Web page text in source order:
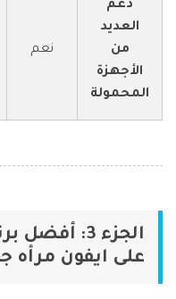
دعم
العديد
من
الأجهزة
المحمولة
نعم
الجزء 3:
على ايفون مرأه